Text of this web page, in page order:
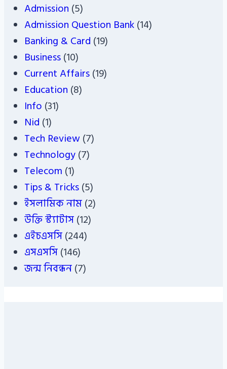
Admission (5)
Admission Question Bank(14)
Banking & Card (19)
Business(10)
Current Affairs(19)
Education (8)
Info (31)
Nid (1)
Tech Review(7)
Technology(7)
Telecom (1)
Tips & Tricks(5)
ইসলামিক নাম(2)
উক্তি স্ট্যাটাস(12)
এইচএসসি(244)
এসএসসি(146)
জন্ম নিবন্ধন(7)